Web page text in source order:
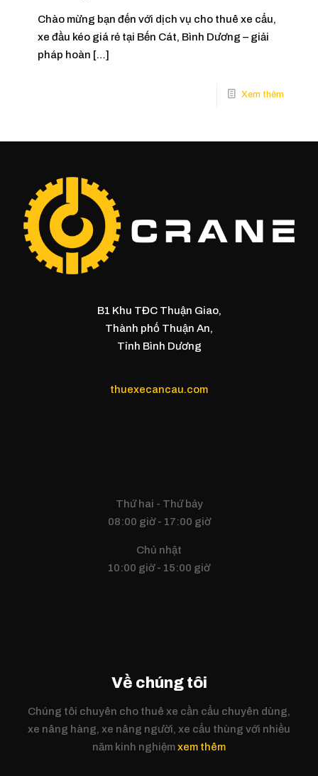
Chào mừng bạn đến với dịch vụ cho thuê xe cẩu,
xe đầu kéo giá rẻ tại Bến Cát, Bình Dương – giải
pháp hoàn […]
B1 Khu TĐC Thuận Giao,
Thành phố Thuận An,
Tỉnh Bình Dương
thuexecancau.com
Thứ hai - Thứ bảy
08:00 giờ - 17:00 giờ
Chủ nhật
10:00 giờ - 15:00 giờ
Về chúng tôi
Chúng tôi chuyên cho thuê xe cần cẩu chuyên dùng,
xe nâng hàng, xe nâng người, xe cẩu thùng với nhiều
năm kinh nghiệmxem thêm